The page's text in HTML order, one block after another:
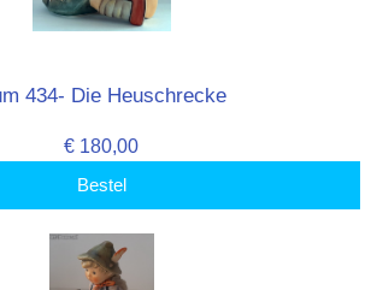
434- Die Heuschrecke
€ 180,00
Bestel